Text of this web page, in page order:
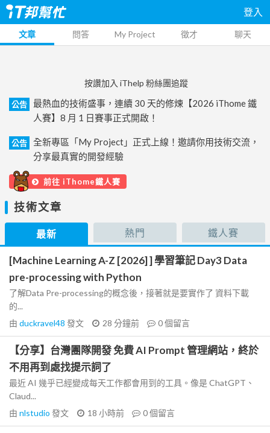
登入
文章 問答 My Project 徵才 聊天
按讚加入 iThelp 粉絲團追蹤
公告
最熱血的技術盛事，連續 30 天的修煉【2026 iThome 鐵
人賽】8 月 1 日賽事正式開啟！
公告
全新專區「My Project」正式上線！邀請你用技術交流，
分享最真實的開發經驗
前往 iThome鐵人賽
技術文章
最新 熱門 鐵人賽
[Machine Learning A-Z [2026] ] 學習筆記 Day3 Data
pre-processing with Python
了解Data Pre-processing的概念後，接著就是要實作了 資料下載
的...
由 duckravel48 發文 28 分鐘前 0個留言
【分享】台灣團隊開發 免費 AI Prompt 管理網站，終於
不用再到處找提示詞了
最近 AI 幾乎已經變成每天工作都會用到的工具。像是 ChatGPT、
Claud...
由 nlstudio 發文 18 小時前 0個留言